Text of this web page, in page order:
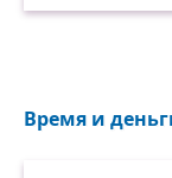
Время и